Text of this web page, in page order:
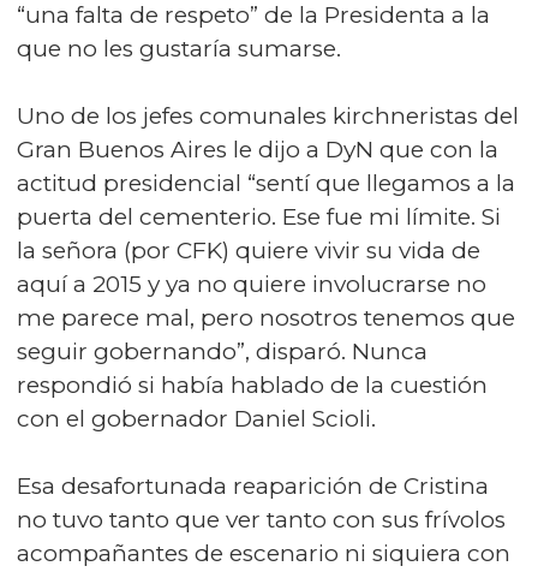
“una falta de respeto” de la Presidenta a la
que no les gustaría sumarse.
Uno de los jefes comunales kirchneristas del
Gran Buenos Aires le dijo a DyN que con la
actitud presidencial “sentí que llegamos a la
puerta del cementerio. Ese fue mi límite. Si
la señora (por CFK) quiere vivir su vida de
aquí a 2015 y ya no quiere involucrarse no
me parece mal, pero nosotros tenemos que
seguir gobernando”, disparó. Nunca
respondió si había hablado de la cuestión
con el gobernador Daniel Scioli.
Esa desafortunada reaparición de Cristina
no tuvo tanto que ver tanto con sus frívolos
acompañantes de escenario ni siquiera con